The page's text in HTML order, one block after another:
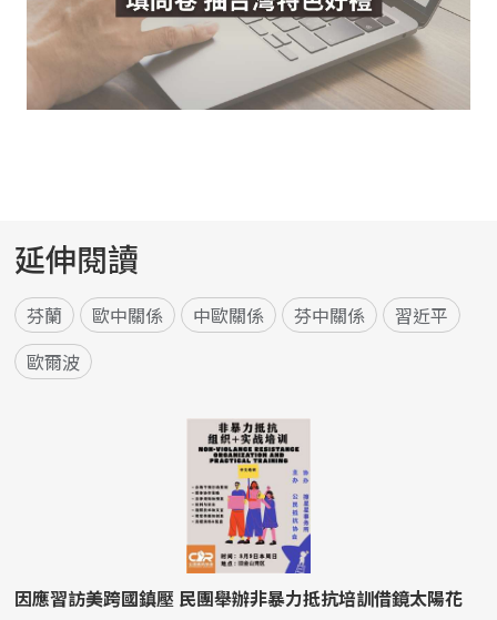
延伸閱讀
芬蘭 歐中關係 中歐關係 芬中關係
習近平
歐爾波
因應習訪美跨國鎮壓 民團舉辦非暴力抵抗培訓借鏡太陽花